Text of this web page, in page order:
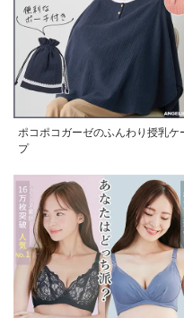
ポコポコガーゼのふんわり授乳ケ
プ